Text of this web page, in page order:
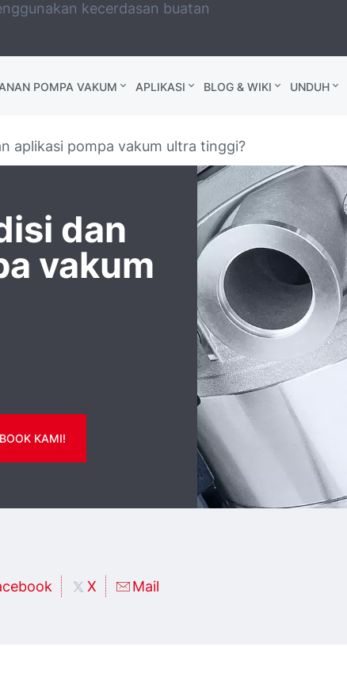
kecerdasan buatan
POMPA VAKUM APLIKASI BLOG & WIKI UNDUH
aplikasi pompa vakum ultra tinggi?
dan
vakum
KAMI!
X Mail